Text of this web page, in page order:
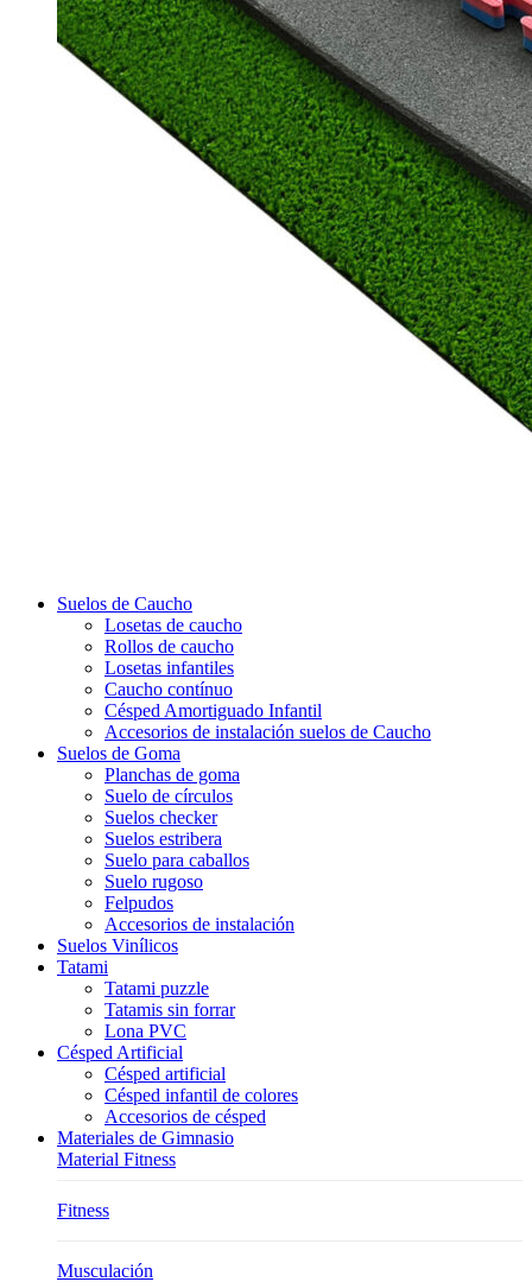
Suelos de Caucho
Losetas de caucho
Rollos de caucho
Losetas infantiles
Caucho contínuo
Césped Amortiguado Infantil
Accesorios de instalación suelos de Caucho
Suelos de Goma
Planchas de goma
Suelo de círculos
Suelos checker
Suelos estribera
Suelo para caballos
Suelo rugoso
Felpudos
Accesorios de instalación
Suelos Vinílicos
Tatami
Tatami puzzle
Tatamis sin forrar
Lona PVC
Césped Artificial
Césped artificial
Césped infantil de colores
Accesorios de césped
Materiales de Gimnasio
Material Fitness
Fitness
Musculación